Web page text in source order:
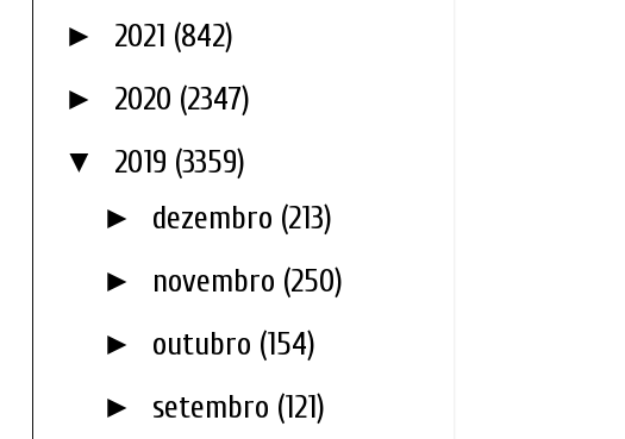
► 2021 (842)
► 2020 (2347)
▼ 2019 (3359)
► dezembro (213)
► novembro (250)
► outubro (154)
► setembro (121)